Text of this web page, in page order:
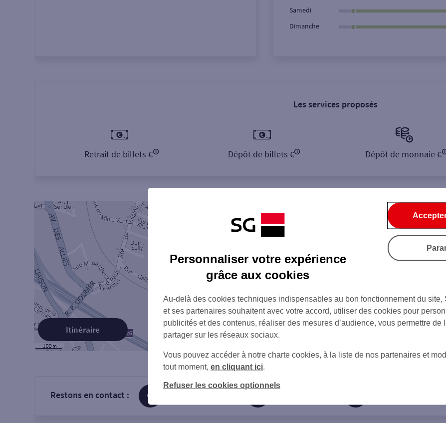
Samedi
Dimanche
Les services proposés
Retrait de billets € Dépôt de billets € Dépôt de monnaie €
Itinéraire
Restons en contact :
Personnaliser votre expérience
grâce aux cookies
Au-delà des cookies techniques indispensables au bon fonctionnement du site,
et ses partenaires souhaitent avec votre accord, utiliser des cookies pour
publicités et des contenus, réaliser des mesures d’audience, vous permettre de
partager sur les réseaux sociaux.
Vous pouvez accéder à notre charte cookies, à la liste de nos partenaires et
tout moment, en cliquant ici
Refuser les cookies optionnels